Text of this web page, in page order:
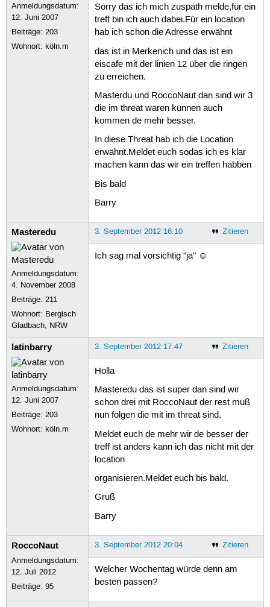
Anmeldungsdatum:
12. Juni 2007
Beiträge:203
Wohnort: köln.m
Sorry das ich mich zuspäth melde,für ein
treff bin ich auch dabei.Für ein location
hab ich schon die Adresse erwähnt
das ist in Merkenich und das ist ein
eiscafe mit der linien 12 über die ringen
zu erreichen.
Masterdu und RoccoNaut dan sind wir 3
die im threat waren künnen auch
kommen de mehr besser.
In diese Threat hab ich die Location
erwähnt.Meldet euch sodas ich es klar
machen kann das wir ein treffen habben
Bis bald
Barry
Masteredu
Anmeldungsdatum:
4. November 2008
Beiträge:211
Wohnort: Bergisch
Gladbach, NRW
Zitieren
3. September 2012 16:10
Ich sag mal vorsichtig "ja" ☺
latinbarry
Anmeldungsdatum:
12. Juni 2007
Beiträge:203
Wohnort: köln.m
Zitieren
3. September 2012 17:47
Holla
Masteredu das ist super dan sind wir
schon drei mit RoccoNaut der rest muß
nun folgen die mit im threat sind.
Meldet euch de mehr wir de besser der
treff ist anders kann ich das nicht mit der
location
organisieren.Meldet euch bis bald.
Gruß
Barry
RoccoNaut
Anmeldungsdatum:
12. Juli 2012
Beiträge:95
Zitieren
3. September 2012 20:04
Welcher Wochentag würde denn am
besten passen?